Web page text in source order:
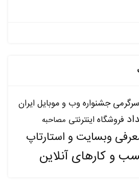
جشنواره وب و موبایل ایران
فروشگاه اینترنتی مصاحبه
وبسایت و استارتاپ
و کارهای آنلاین